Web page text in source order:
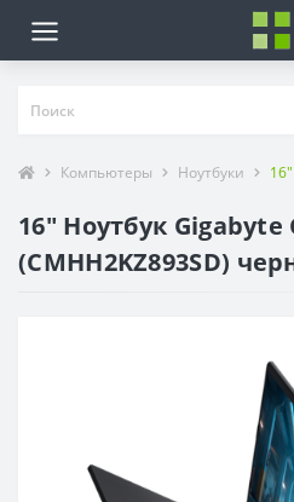
Компьютеры Ноутбуки
16" Ноутбук Gigabyte
(CMHH2KZ893SD)